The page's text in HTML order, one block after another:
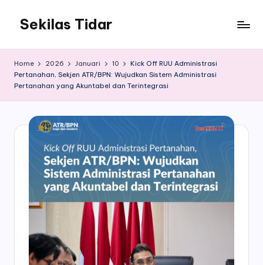
content
Sekilas Tidar
Magelang
Home 2026 Januari 10
Kick Off RUU Administrasi
Pertanahan, Sekjen ATR/BPN: Wujudkan Sistem Administrasi
Pertanahan yang Akuntabel dan Terintegrasi